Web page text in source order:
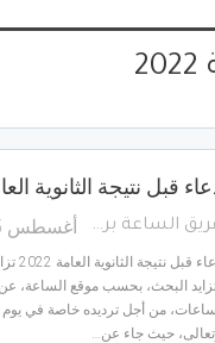
قبل نتيجة الثانوية العامة 2022..
فريق الساعة برس أغسطس 5, 2022
من أجل ترديده خاصة في يوم
حيث جاء عن…